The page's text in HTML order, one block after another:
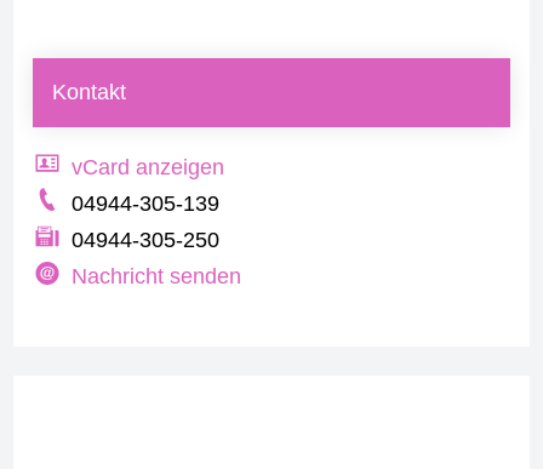
Kontakt
vCard anzeigen
04944-305-139
04944-305-250
Nachricht senden